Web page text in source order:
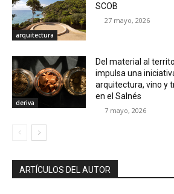
arquitectura
SCOB
27 mayo, 2026
deriva
Del material al
impulsa una
arquitectura, vino y
en el Salnés
7 mayo, 2026
ARTÍCULOS DEL AUTOR